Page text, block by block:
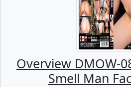
Overview DMOW-
Smell Man